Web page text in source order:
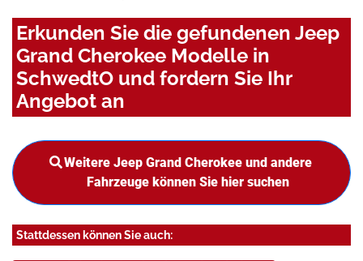
Erkunden Sie die gefundenen Jeep
Grand Cherokee Modelle in
SchwedtO und fordern Sie Ihr
Angebot an
Weitere Jeep Grand Cherokee und andere
Fahrzeuge können Sie hier suchen
Stattdessen können Sie auch: